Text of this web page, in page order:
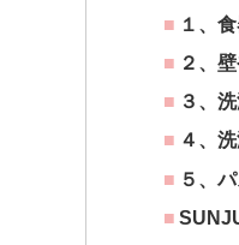
１、
２、
３、
４、
５、